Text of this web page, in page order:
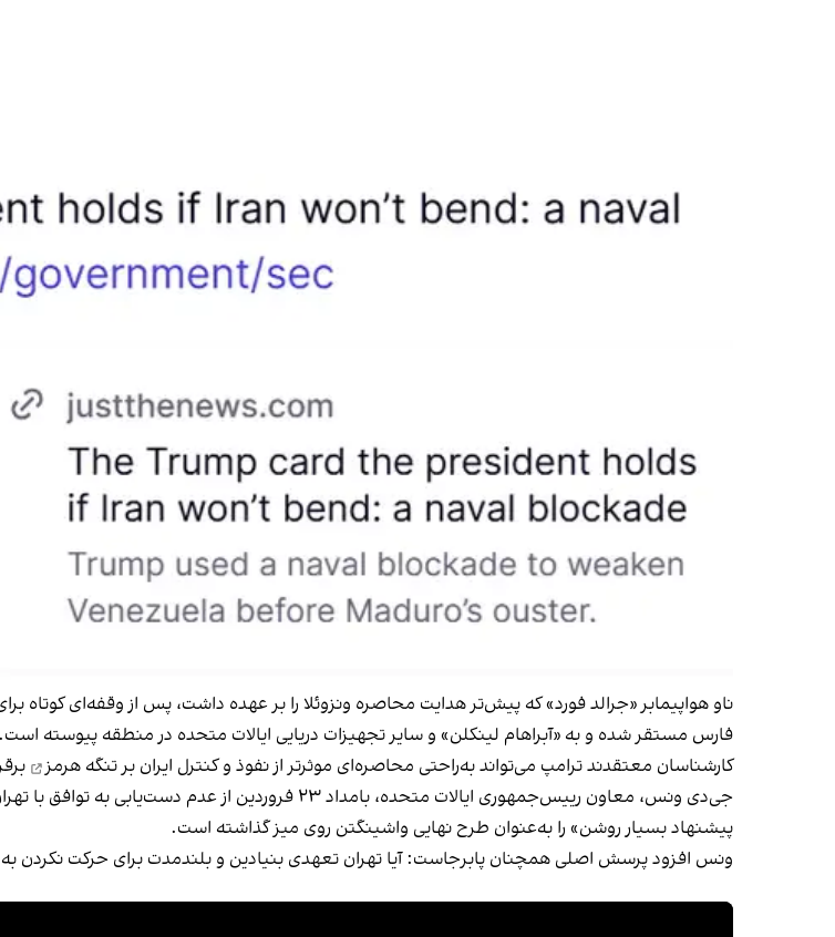
ناو هواپیمابر «جرالد فورد» که پیش‌تر هدایت محاصره ونزوئلا را بر عهده داشت، پس از وقفه‌ای
فارس مستقر شده و به «آبراهام لینکلن» و سایر تجهیزات دریایی ایالات متحده در منطقه پیوسته است.
کارشناسان معتقدند ترامپ می‌تواند به‌راحتی محاصره‌ای موثرتر از نفوذ و کنترل ایران برتنگه هرمز
جی‌دی ونس، معاون رییس‌جمهوری ایالات متحده، بامداد ۲۳ فروردین از عدم دست‌یابی به توافق با تهران
پیشنهاد بسیار روشن» را به‌عنوان طرح نهایی واشینگتن روی میز گذاشته است.
ونس افزود پرسش اصلی همچنان پابرجاست: آیا تهران تعهدی بنیادین و بلندمدت برای حرکت نکردن